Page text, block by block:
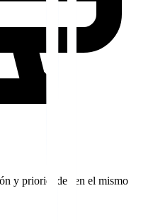
y prioridades en el mismo